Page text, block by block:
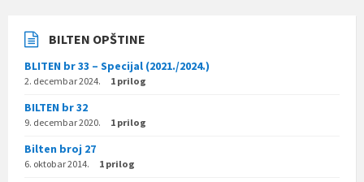
BILTEN OPŠTINE
BLITEN br 33 – Specijal (2021./2024.)
2. decembar 2024. 1 prilog
BILTEN br 32
9. decembar 2020. 1 prilog
Bilten broj 27
6. oktobar 2014. 1 prilog